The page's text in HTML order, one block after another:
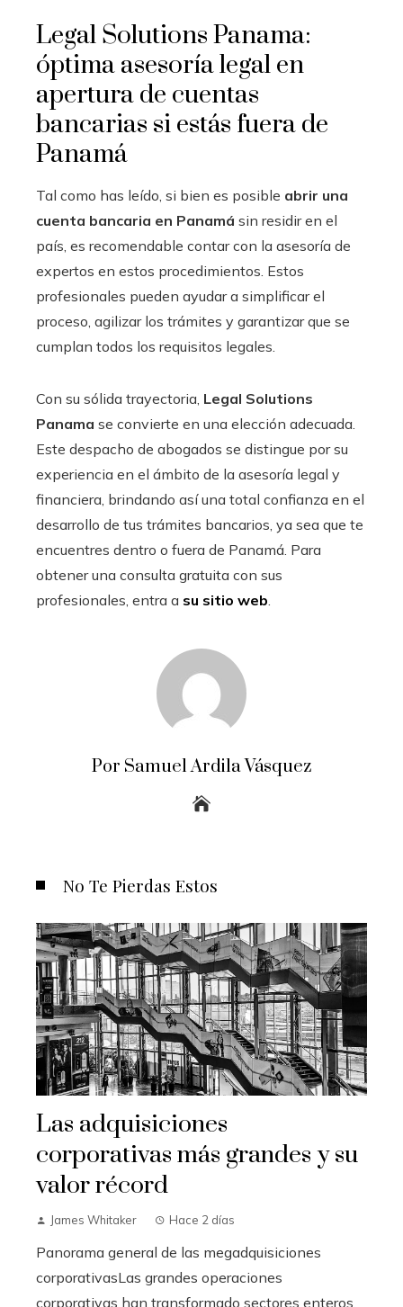
Legal Solutions Panama:
óptima asesoría legal en
apertura de cuentas
bancarias si estás fuera de
Panamá
Tal como has leído, si bien es posible abrir una
cuenta bancaria en Panamá sin residir en el
país, es recomendable contar con la asesoría de
expertos en estos procedimientos. Estos
profesionales pueden ayudar a simplificar el
proceso, agilizar los trámites y garantizar que se
cumplan todos los requisitos legales.
Con su sólida trayectoria, Legal Solutions
Panama se convierte en una elección adecuada.
Este despacho de abogados se distingue por su
experiencia en el ámbito de la asesoría legal y
financiera, brindando así una total confianza en el
desarrollo de tus trámites bancarios, ya sea que te
encuentres dentro o fuera de Panamá. Para
obtener una consulta gratuita con sus
profesionales, entra a su sitio web.
Por Samuel Ardila Vásquez
No Te Pierdas Estos
Las adquisiciones
corporativas más grandes y su
valor récord
James Whitaker Hace 2 días
Panorama general de las megadquisiciones
corporativasLas grandes operaciones
corporativas han transformado sectores enteros,